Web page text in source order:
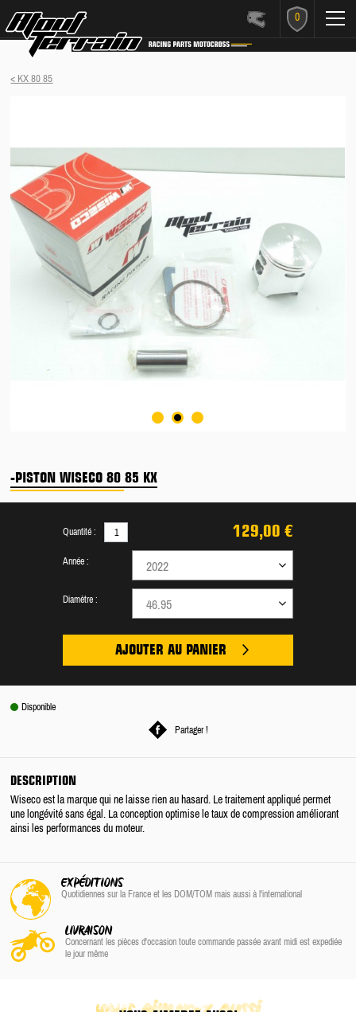
0
< KX 80 85
-PISTON WISECO 80 85 KX
129,00 €
Quantité :
Année : 2022
Diamètre : 46.95
AJOUTER AU PANIER
Disponible
Partager !
DESCRIPTION
Wiseco est la marque qui ne laisse rien au hasard. Le traitement appliqué permet
une longévité sans égal. La conception optimise le taux de compression améliorant
ainsi les performances du moteur.
EXPÉDITIONS
Quotidiennes sur la Franceet les DOM/TOM mais aussi à l'international
LIVRAISON
Concernant les pièces d'occasion toute commande passée avant midi est expediée
le jour même